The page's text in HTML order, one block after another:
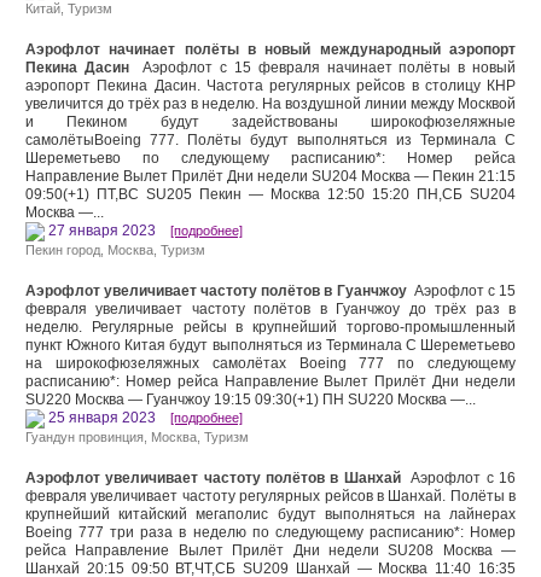
Китай Туризм
Аэрофлот начинает полёты в новый международный аэропорт
Пекина ДасинАэрофлот c 15 февраля начинает полёты в новый
аэропорт Пекина Дасин. Частота регулярных рейсов в столицу КНР
увеличится до трёх раз в неделю. На воздушной линии между Москвой
и Пекином будут задействованы широкофюзеляжные
самолётыBoeing 777. Полёты будут выполняться из Терминала С
Шереметьево по следующему расписанию*: Номер рейса
Направление Вылет Прилёт Дни недели SU204 Москва — Пекин 21:15
09:50(+1) ПТ,ВС SU205 Пекин — Москва 12:50 15:20 ПН,СБ SU204
Москва —...
27 января 2023 [подробнее]
Пекин город Москва Туризм
Аэрофлот увеличивает частоту полётов в ГуанчжоуАэрофлот c 15
февраля увеличивает частоту полётов в Гуанчжоу до трёх раз в
неделю. Регулярные рейсы в крупнейший торгово-промышленный
пункт Южного Китая будут выполняться из Терминала С Шереметьево
на широкофюзеляжных самолётах Boeing 777 по следующему
расписанию*: Номер рейса Направление Вылет Прилёт Дни недели
SU220 Москва — Гуанчжоу 19:15 09:30(+1) ПН SU220 Москва —...
25 января 2023 [подробнее]
Гуандун провинция Москва Туризм
Аэрофлот увеличивает частоту полётов в ШанхайАэрофлот c 16
февраля увеличивает частоту регулярных рейсов в Шанхай. Полёты в
крупнейший китайский мегаполис будут выполняться на лайнерах
Boeing 777 три раза в неделю по следующему расписанию*: Номер
рейса Направление Вылет Прилёт Дни недели SU208 Москва —
Шанхай 20:15 09:50 ВТ,ЧТ,СБ SU209 Шанхай — Москва 11:40 16:35